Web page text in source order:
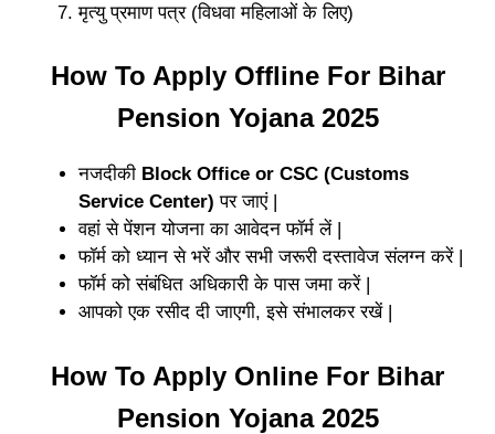
मृत्यु प्रमाण पत्र (विधवा महिलाओं के लिए)
How To Apply Offline For Bihar
Pension Yojana 2025
नजदीकी Block Office or CSC (Customs
Service Center) पर जाएं |
वहां से पेंशन योजना का आवेदन फॉर्म लें |
फॉर्म को ध्यान से भरें और सभी जरूरी दस्तावेज संलग्न करें |
फॉर्म को संबंधित अधिकारी के पास जमा करें |
आपको एक रसीद दी जाएगी, इसे संभालकर रखें |
How To Apply Online For Bihar
Pension Yojana 2025